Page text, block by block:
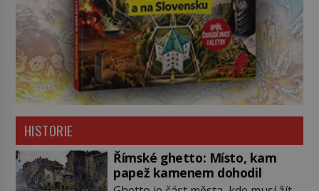
HISTORIE
Římské ghetto: Místo, kam
papež kamenem dohodil